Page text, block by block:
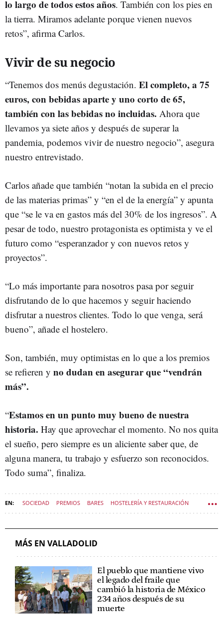
lo largo de todos estos años. También con los pies en
la tierra. Miramos adelante porque vienen nuevos
retos”, afirma Carlos.
Vivir de su negocio
“Tenemos dos menús degustación. El completo, a 75
euros, con bebidas aparte y uno corto de 65,
también con las bebidas no incluidas. Ahora que
llevamos ya siete años y después de superar la
pandemia, podemos vivir de nuestro negocio”, asegura
nuestro entrevistado.
Carlos añade que también “notan la subida en el precio
de las materias primas” y “en el de la energía” y apunta
que “se le va en gastos más del 30% de los ingresos”. A
pesar de todo, nuestro protagonista es optimista y ve el
futuro como “esperanzador y con nuevos retos y
proyectos”.
“Lo más importante para nosotros pasa por seguir
disfrutando de lo que hacemos y seguir haciendo
disfrutar a nuestros clientes. Todo lo que venga, será
bueno”, añade el hostelero.
Son, también, muy optimistas en lo que a los premios
se refieren y no dudan en asegurar que “vendrán
más”.
“Estamos en un punto muy bueno de nuestra
historia. Hay que aprovechar el momento. No nos quita
el sueño, pero siempre es un aliciente saber que, de
alguna manera, tu trabajo y esfuerzo son reconocidos.
Todo suma”, finaliza.
SOCIEDAD PREMIOS BARES HOSTELERÍA Y RESTAURACIÓN
MÁS EN VALLADOLID
El pueblo que mantiene vivo
el legado del fraile que
cambió la historia de México
234 años después de su
muerte